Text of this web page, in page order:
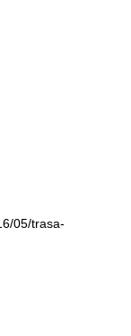
05/trasa-